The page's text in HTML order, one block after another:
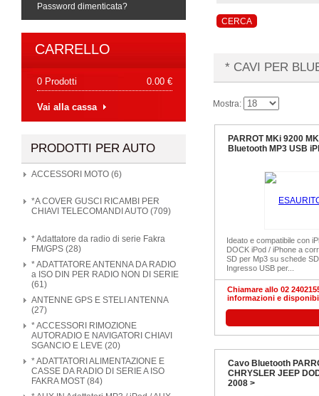
PRODOTTI PER AUTO
ACCESSORI MOTO (6)
*A COVER GUSCI RICAMBI PER
CHIAVI TELECOMANDI AUTO (709)
* Adattatore da radio di serie Fakra
FM/GPS (28)
* ADATTATORE ANTENNA DA RADIO
a ISO DIN PER RADIO NON DI SERIE
(61)
ANTENNE GPS E STELI ANTENNA
(27)
* ACCESSORI RIMOZIONE
AUTORADIO E NAVIGATORI CHIAVI
SGANCIO E LEVE (20)
* ADATTATORI ALIMENTAZIONE E
CASSE DA RADIO DI SERIE A ISO
FAKRA MOST (84)
Password dimenticata?
CARRELLO
0 Prodotti 0.00 €
Vai alla cassa
* CAVI PER
Mostra:
PARROT MKi 9200
Bluetooth MP3 USB
Ideato e compatibile con
DOCK iPod / iPhone a
SD per Mp3 su schede
Ingresso USB per...
Chiamare allo 02
informazioni e
Cavo Bluetooth
CHRYSLER JEEP
2008 >